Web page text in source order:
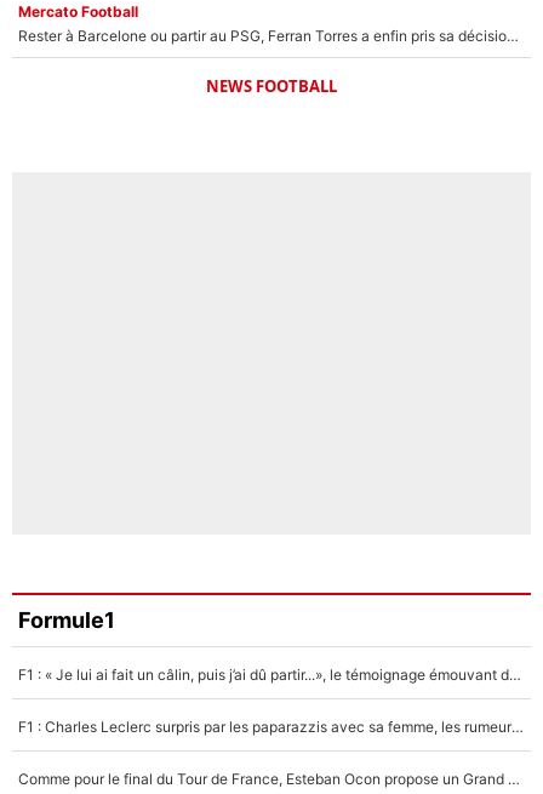
Mercato Football
Rester à Barcelone ou partir au PSG, Ferran Torres a enfin pris sa décision : La course contre la montre est lancée !
NEWS FOOTBALL
Formule1
F1 : « Je lui ai fait un câlin, puis j’ai dû partir...», le témoignage émouvant de Max Verstappen sur sa fille
F1 : Charles Leclerc surpris par les paparazzis avec sa femme, les rumeurs étaient vraies !
Comme pour le final du Tour de France, Esteban Ocon propose un Grand Prix de Formule 1 à Paris : «Autour de l’Arc de Triomphe, ce serait génial» !